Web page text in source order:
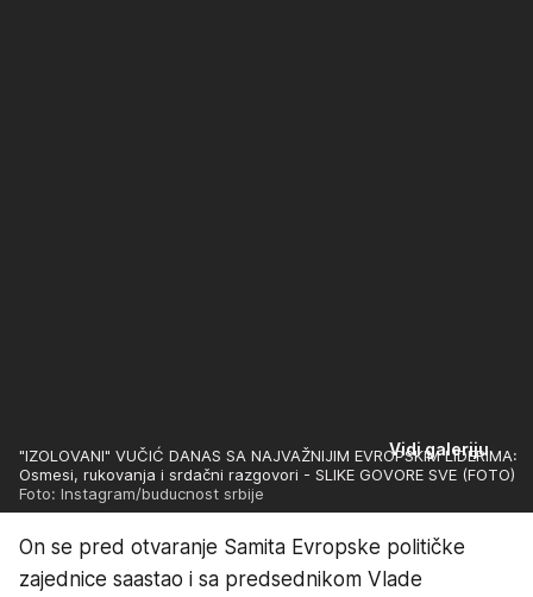
Vidi galeriju
"IZOLOVANI" VUČIĆ DANAS SA NAJVAŽNIJIM EVROPSKIM LIDERIMA:
Osmesi, rukovanja i srdačni razgovori - SLIKE GOVORE SVE (FOTO)
Foto: Instagram/buducnost srbije
On se pred otvaranje Samita Evropske političke
zajednice saastao i sa predsednikom Vlade